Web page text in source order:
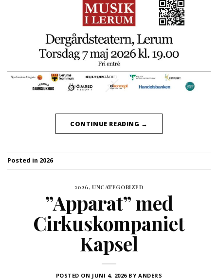
CONTINUE READING →
Posted in 2026
2026,UNCATEGORIZED
”Apparat” med
Cirkuskompaniet
Kapsel
POSTED ON JUNI 4, 2026 BYANDERS